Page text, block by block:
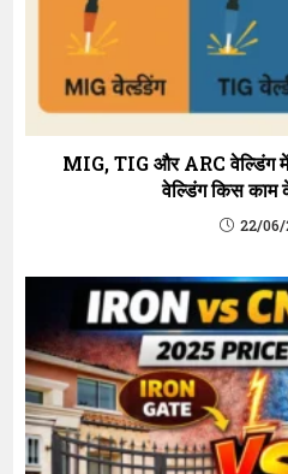
MIG, TIG और ARC वेल्डिंग
वेल्डिंग किस काम
22/06/